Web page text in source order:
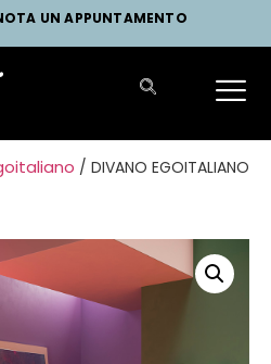
UN APPUNTAMENTO
/ DIVANO EGOITALIANO